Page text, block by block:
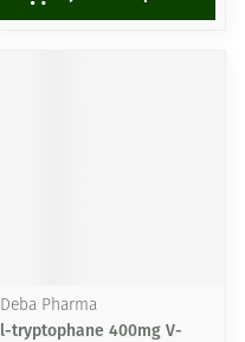
Deba Pharma
l-tryptophane 400mg V-